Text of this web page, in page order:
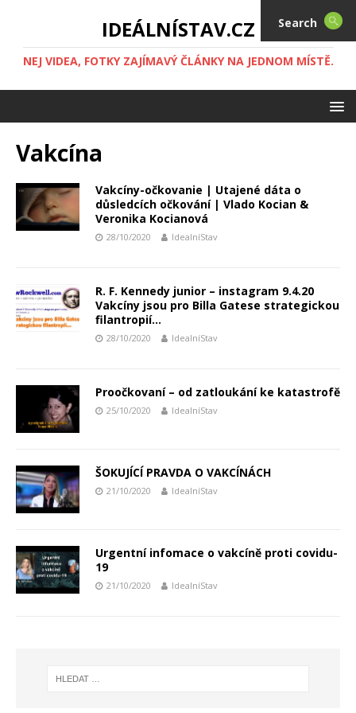
IDEÁLNÍSTAV.CZ
NEJ VIDEA, FOTKY ZAJÍMAVÝ ČLÁNKY NA JEDNOM MÍSTĚ.
Vakcína
Vakcíny-očkovanie | Utajené dáta o
důsledcích očkování | Vlado Kocian &
Veronika Kocianová
28/10/2020 IdealníStav
R. F. Kennedy junior – instagram 9.4.20
Vakcíny jsou pro Billa Gatese strategickou
filantropií…
28/10/2020 IdealníStav
Proočkovaní – od zatloukání ke katastrofě
25/10/2020 IdealníStav
ŠOKUJÍCÍ PRAVDA O VAKCÍNÁCH
21/10/2020 IdealníStav
Urgentní infomace o vakcíně proti covidu-
19
21/10/2020 IdealníStav
Search